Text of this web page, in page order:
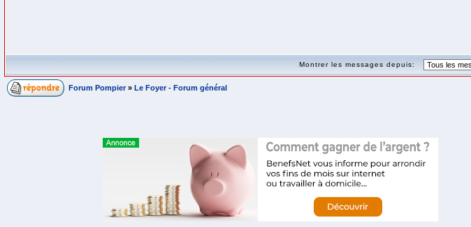
Montrer les messages depuis:
Forum Pompier » Le Foyer - Forum général